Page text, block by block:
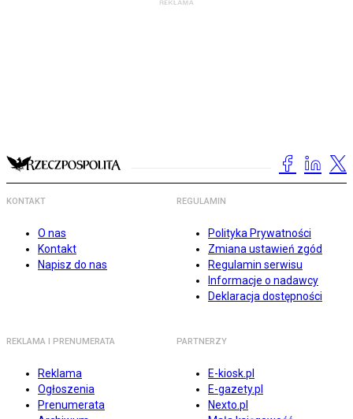
KONTAKT
O nas
Kontakt
Napisz do nas
REGULAMIN
Polityka Prywatności
Zmiana ustawień zgód
Regulamin serwisu
Informacje o nadawcy
Deklaracja dostępności
REKLAMA I PRENUMERATA
Reklama
Ogłoszenia
Prenumerata
PARTNERZY
E-kiosk.pl
E-gazety.pl
Nexto.pl